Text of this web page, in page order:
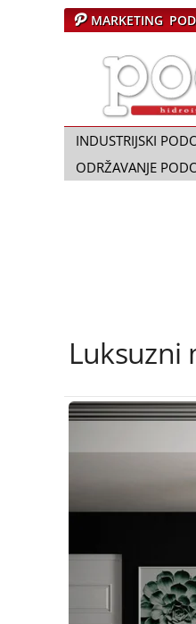
MARKETING
a
p
i
P
INDUSTRIJSKI
ODRŽAVANJE
Luksuzni